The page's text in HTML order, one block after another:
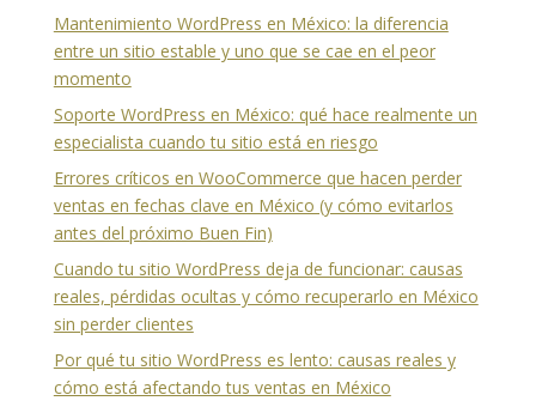
Mantenimiento WordPress en México: la diferencia
entre un sitio estable y uno que se cae en el peor
momento
Soporte WordPress en México: qué hace realmente un
especialista cuando tu sitio está en riesgo
Errores críticos en WooCommerce que hacen perder
ventas en fechas clave en México (y cómo evitarlos
antes del próximo Buen Fin)
Cuando tu sitio WordPress deja de funcionar: causas
reales, pérdidas ocultas y cómo recuperarlo en México
sin perder clientes
Por qué tu sitio WordPress es lento: causas reales y
cómo está afectando tus ventas en México